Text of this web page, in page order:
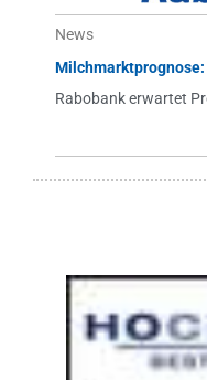
News
Rabobank erwartet